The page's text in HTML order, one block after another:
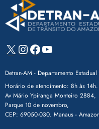
X Instagram
Facebook
Youtube
Detran-AM - Departamento
Horário de atendimento: 8h às 14h.
Av Mário Ypiranga Monteiro 2884,
Parque 10 de novembro,
CEP: 69050-030. Manaus -